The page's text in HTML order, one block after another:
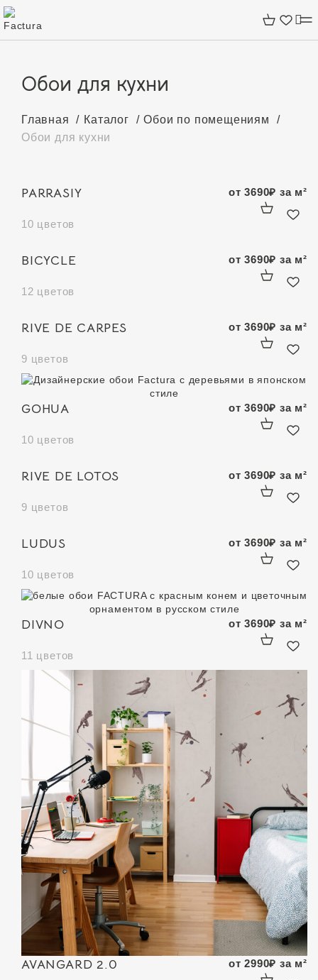
Обои для кухни
Главная Каталог
Обои по помещениям
Обои для кухни
PARRASIY
10 цветов
от3690₽ за м²
BICYCLE
12 цветов
от3690₽ за м²
RIVE DE CARPES
9 цветов
от3690₽ за м²
GOHUA
10 цветов
от3690₽ за м²
RIVE DE LOTOS
9 цветов
от3690₽ за м²
LUDUS
10 цветов
от3690₽ за м²
DIVNO
11 цветов
от3690₽ за м²
AVANGARD 2.0 от2990₽ за м²